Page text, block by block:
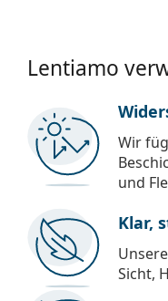
Lentiamo
Wir
und
Klar,
Sicht,